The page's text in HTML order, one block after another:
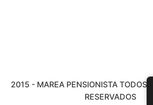
2015 - MAREA PENSIONISTA TODOS
RESERVADOS